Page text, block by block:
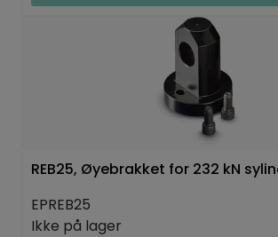
REB25, Øyebrakket for 232 kN
EPREB25
Ikke på lager